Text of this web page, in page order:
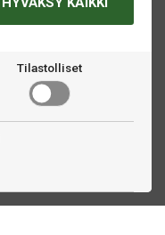
Tilastolliset